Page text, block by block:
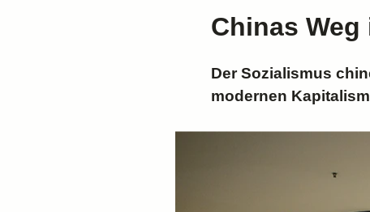
Chinas
Der Sozialismus
modernen